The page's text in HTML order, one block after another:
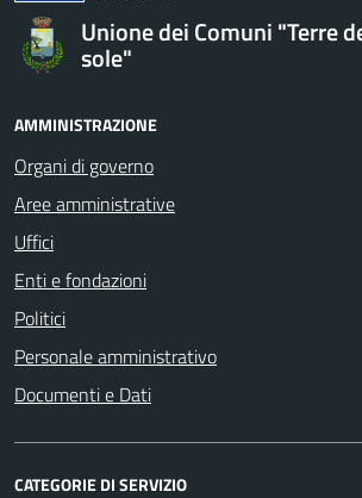
Unione dei Comuni "Terre
sole"
AMMINISTRAZIONE
Organi di governo
Aree amministrative
Uffici
Enti e fondazioni
Politici
Personale amministrativo
Documenti e Dati
CATEGORIE DI SERVIZIO